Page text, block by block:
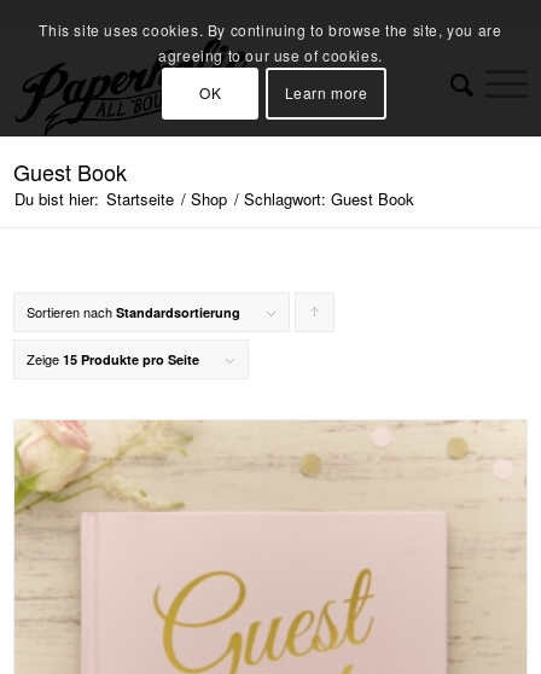
Guest Book
Du bist hier: Startseite / Shop / Schlagwort: Guest Book
Sortieren nachStandardsortierung
Produkte
in
sortieren
Zeige15 Produkte pro Seite
This site uses cookies. By continuing to browse the site, you are
agreeing to our use of cookies.
OK
Learn more